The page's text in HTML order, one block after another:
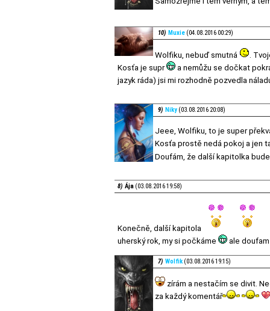
10) Muxie (04.08.2016 00:29)
Wolfiku, nebuď smutná
.
Kosťa je supr
a nemůžu se dočkat
jazyk ráda) jsi mi rozhodně pozvedla
9) Niky (03.08.2016 20:08)
Jeee, Wolfiku, to je super
Kosťa prostě nedá pokoj a jen
Doufám, že další kapitolka
8) Ája (03.08.2016 19:58)
Konečně, další kapitola
uherský rok, my si počkáme
ale
7) Wolfik (03.08.2016 19:15)
zírám a nestačím se divit.
za každý komentář